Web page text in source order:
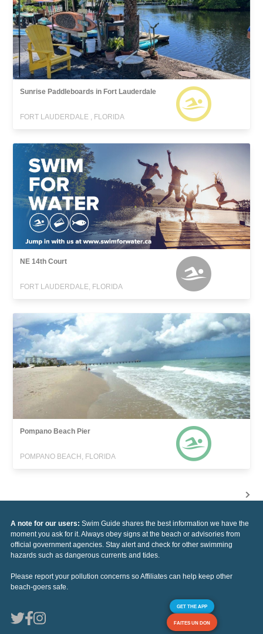
Sunrise Paddleboards in Fort Lauderdale
FORT LAUDERDALE , FLORIDA
NE 14th Court
FORT LAUDERDALE, FLORIDA
Pompano Beach Pier
POMPANO BEACH, FLORIDA
A note for our users: Swim Guide shares the best information we have the
moment you ask for it. Always obey signs at the beach or advisories from
official government agencies. Stay alert and check for other swimming
hazards such as dangerous currents and tides.
Please report your pollution concerns so Affiliates can help keep other
beach-goers safe.
GET THE APP
FAITES UN DON